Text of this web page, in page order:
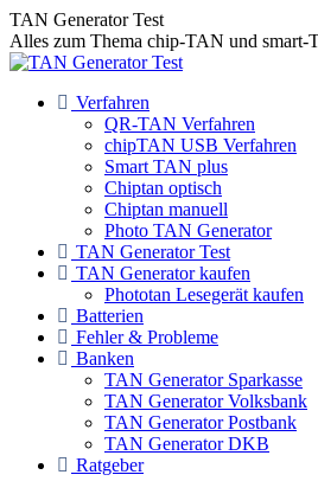
Zum
Inhalt
springen
TAN Generator Test
Alles zum Thema chip-TAN und smart-
Verfahren
QR-TAN Verfahren
chipTAN USB Verfahren
Smart TAN plus
Chiptan optisch
Chiptan manuell
Photo TAN Generator
TAN Generator Test
TAN Generator kaufen
Phototan Lesegerät kaufen
Batterien
Fehler & Probleme
Banken
TAN Generator Sparkasse
TAN Generator Volksbank
TAN Generator Postbank
TAN Generator DKB
Ratgeber